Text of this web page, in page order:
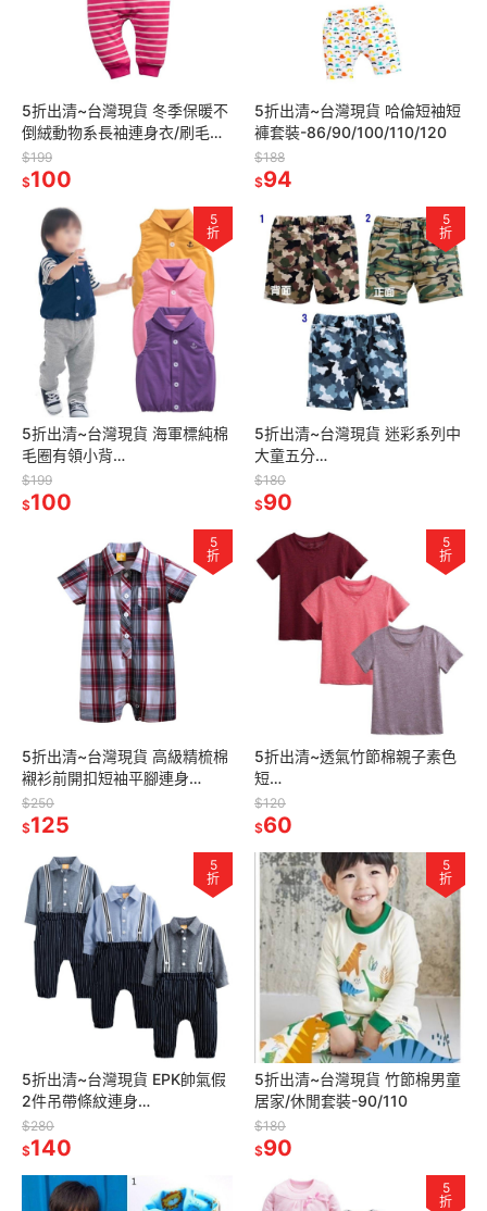
5折出清~台灣現貨 冬季保暖不
倒絨動物系長袖連身衣/刷毛連
身衣/肩扣連身
衣-6m/9m/12m/18m
$199
$100
5折出清~台灣現貨 哈倫短袖短
褲套裝-86/90/100/110/120
$188
$94
5
折
5折出清~台灣現貨 海軍標純棉
毛圈有領小背
心-86/90/95/100
$199
$100
5
折
5折出清~台灣現貨 迷彩系列中
大童五分
褲-100/110/120/130/140
$180
$90
5
折
5折出清~台灣現貨 高級精梳棉
襯衫前開扣短袖平腳連身
衣-9m/12m/18m/24m
$250
$125
5
折
5折出清~透氣竹節棉親子素色
短
T,110/120/130/140/150/160/
170
$120
$60
5
折
5折出清~台灣現貨 EPK帥氣假
2件吊帶條紋連身
衣-6m/9m/12m/18m/24m
$280
$140
5
折
5折出清~台灣現貨 竹節棉男童
居家/休閒套裝-90/110
$180
$90
5
折